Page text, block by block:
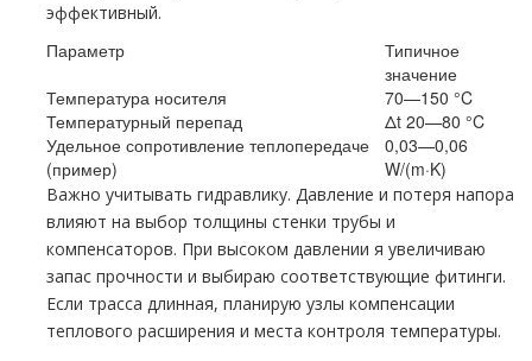
эффективный.
Параметр
Типичное
значение
Температура носителя
70—150 °C
Температурный перепад
Δt 20—80 °C
Удельное сопротивление теплопередаче
(пример)
0,03—0,06
W/(m·K)
Важно учитывать гидравлику. Давление и потеря напора
влияют на выбор толщины стенки трубы и
компенсаторов. При высоком давлении я увеличиваю
запас прочности и выбираю соответствующие фитинги.
Если трасса длинная, планирую узлы компенсации
теплового расширения и места контроля температуры.